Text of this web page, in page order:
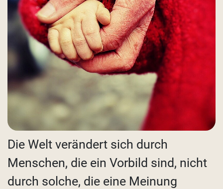
Die Welt verändert sich durch
Menschen, die ein Vorbild sind, nicht
durch solche, die eine Meinung